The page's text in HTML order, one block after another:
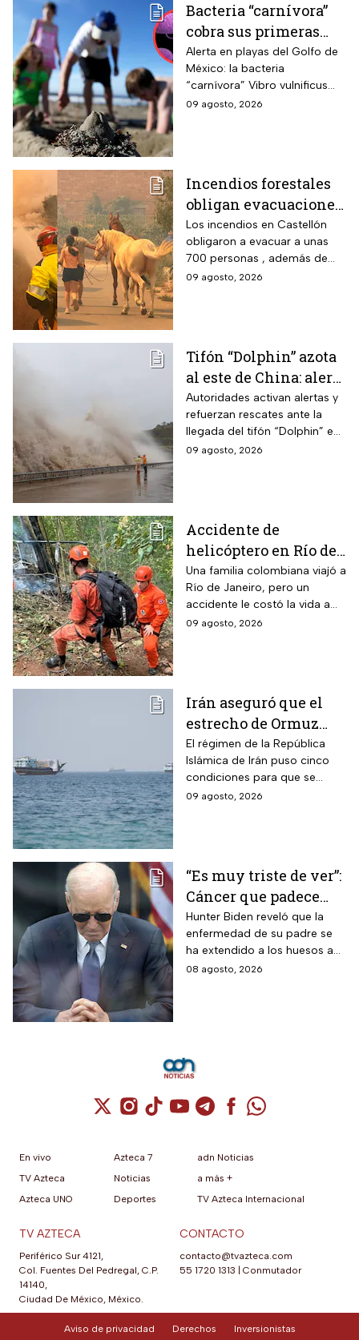
Bacteria “carnívora”
cobra sus primeras
vidas y enciende
alarmas en estas
playas de EUA
Alerta en playas del Golfo de
México: la bacteria
“carnívora” Vibro vulnificus
causa infecciones graves y
09 agosto, 2026
Incendios forestales
obligan evacuaciones
en el este de España |
VIDEO
Los incendios en Castellón
obligaron a evacuar a unas
700 personas , además de
que ya dañaron viviendas y
09 agosto, 2026
Tifón “Dolphin” azota
al este de China: alerta
máxima por
inundaciones y
ráfagas
Autoridades activan alertas y
refuerzan rescates ante la
llegada del tifón “Dolphin” en
el este de China con vientos
09 agosto, 2026
Accidente de
helicóptero en Río de
Janeiro deja muertos;
su familia los
esperaba en tierra
Una familia colombiana viajó a
Río de Janeiro, pero un
accidente le costó la vida a
tres integrantes
09 agosto, 2026
Irán aseguró que el
estrecho de Ormuz
seguirá bloqueado
hasta que EUA acepte
“sus condiciones”
El régimen de la República
Islámica de Irán puso cinco
condiciones para que se
reabra el estrecho de Ormuz
09 agosto, 2026
“Es muy triste de ver”:
Cáncer que padece
Joe Biden se propaga
y causa metástasis
Hunter Biden reveló que la
enfermedad de su padre se
ha extendido a los huesos a
pesar del tratamiento.
08 agosto, 2026
Cuenta de X / Twitter (se abre en una
Cuenta de Instagram (se abre en una
Cuenta de TikTok (se abre en
Cuenta de YouTube (se abre
Cuenta de Telegram (se
Cuenta de
Cuenta de
En vivo
TV Azteca
Azteca UNO
Azteca 7
Noticias
Deportes
adn Noticias
a más +
TV Azteca Internacional
TV AZTECA
Periférico Sur 4121,
Col. Fuentes Del Pedregal, C.P.
14140,
Ciudad De México, México.
CONTACTO
contacto@tvazteca.com
55 1720 1313
Conmutador
Aviso de privacidad Derechos Inversionistas